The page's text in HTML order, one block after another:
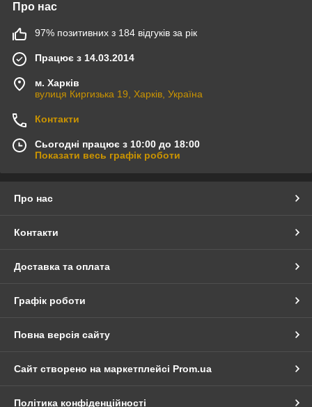
Про нас
97% позитивних з 184 відгуків за рік
Працює з 14.03.2014
м. Харків
вулиця Киргизька 19, Харків, Україна
Контакти
Сьогодні працює з 10:00 до 18:00
Показати весь графік роботи
Про нас
Контакти
Доставка та оплата
Графік роботи
Повна версія сайту
Сайт створено на маркетплейсі Prom.ua
Політика конфіденційності